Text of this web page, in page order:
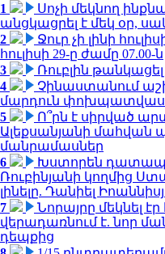
1
Սոչի մեկնող
անցկացրել է մեկ օր,
2
Ջուր չի լինի
հուլիսի 29-ը ժամը 07.00-ն
3
Ռուբլին
4
Չինաստանում
մարդուն
5
Ո՞րն է սիրված
Ալեքսանյանի մահվան
մանրամասներ
6
Խստորեն
Ռուբինյանի կողմից
լինելը. Դանիել
7
Նորայրը մեկնել
վերադառնում է. նոր
դեպքից